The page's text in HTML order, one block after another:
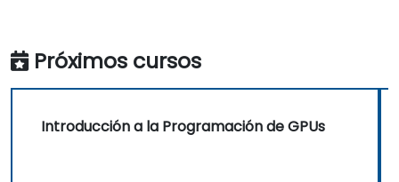
Próximos cursos
Introducción a la Programación de GPUs